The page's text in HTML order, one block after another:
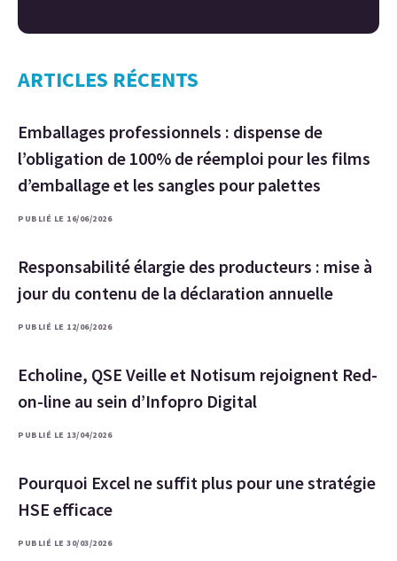
ARTICLES RÉCENTS
Emballages professionnels : dispense de
l’obligation de 100% de réemploi pour les films
d’emballage et les sangles pour palettes
PUBLIÉ LE 16/06/2026
Responsabilité élargie des producteurs : mise à
jour du contenu de la déclaration annuelle
PUBLIÉ LE 12/06/2026
Echoline, QSE Veille et Notisum rejoignent Red-
on-line au sein d’Infopro Digital
PUBLIÉ LE 13/04/2026
Pourquoi Excel ne suffit plus pour une stratégie
HSE efficace
PUBLIÉ LE 30/03/2026